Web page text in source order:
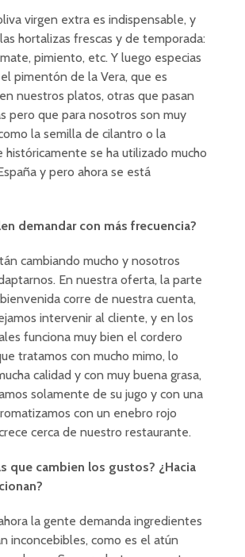
virgen extra es indispensable, y
hortalizas frescas y de temporada:
pimiento, etc. Y luego especias
pimentón de la Vera, que es
nuestros platos, otras que pasan
pero que para nosotros son muy
la semilla de cilantro o la
históricamente se ha utilizado mucho
y pero ahora se está
demandar con más frecuencia?
cambiando mucho y nosotros
En nuestra oferta, la parte
corre de nuestra cuenta,
intervenir al cliente, y en los
funciona muy bien el cordero
tratamos con mucho mimo, lo
calidad y con muy buena grasa,
solamente de su jugo y con una
con un enebro rojo
cerca de nuestro restaurante.
que cambien los gustos? ¿Hacia
la gente demanda ingredientes
inconcebibles, como es el atún